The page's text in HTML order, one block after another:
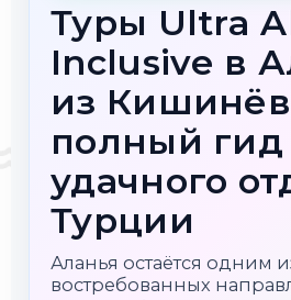
Туры Ultra
Inclusive в
из
полный гид
удачного
Турции
Аланья остаётся одним
востребованных